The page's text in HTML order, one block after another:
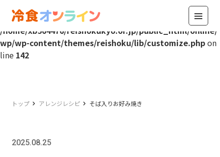
Warning: Attempt to read property "name" on int in
/home/xb564476/reishokukyo.or.jp/public_html/online/
wp/wp-content/themes/reishoku/lib/customize.phpon
line 142
トップ アレンジレシピ そば入りお好み焼き
2025.08.25